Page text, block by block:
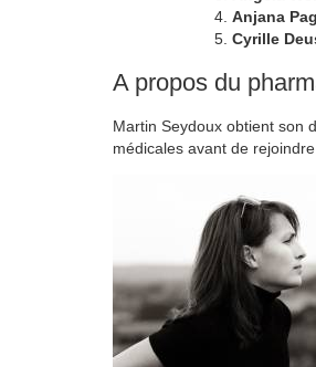
Anjana
Cyrille
A propos du
Martin Seydoux obtient son
médicales avant de